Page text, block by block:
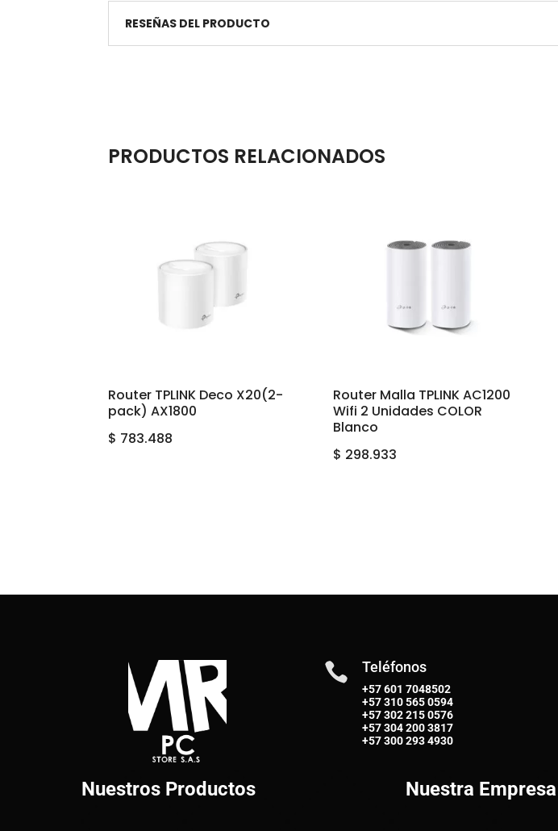
RESEÑAS DEL PRODUCTO
PRODUCTOS RELACIONADOS
Router TPLINK Deco X20(2-
pack) AX1800
$ 783.488
Router Malla TPLINK AC1200
Wifi 2 Unidades COLOR
Blanco
$ 298.933
 Teléfonos
+57 601 7048502
+57310 565 0594
+57302 215 0576
+57304 200 3817
+57300 293 4930
Nuestros Productos Nuestra Empresa